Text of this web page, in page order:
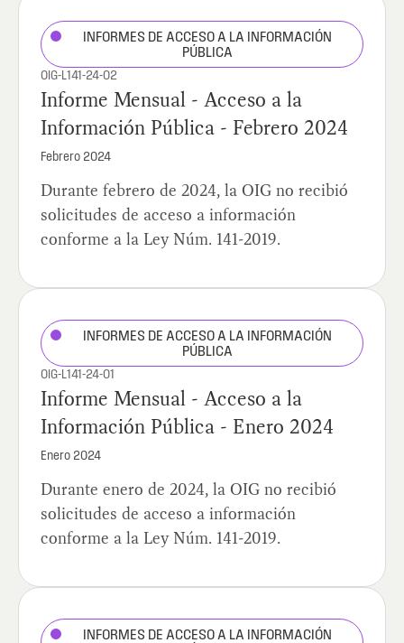
INFORMES DE ACCESO A LA INFORMACIÓN
PÚBLICA
OIG-L141-24-02
Informe Mensual - Acceso a la
Información Pública - Febrero 2024
Febrero 2024
Durante febrero de 2024, la OIG no recibió
solicitudes de acceso a información
conforme a la Ley Núm. 141-2019.
INFORMES DE ACCESO A LA INFORMACIÓN
PÚBLICA
OIG-L141-24-01
Informe Mensual - Acceso a la
Información Pública - Enero 2024
Enero 2024
Durante enero de 2024, la OIG no recibió
solicitudes de acceso a información
conforme a la Ley Núm. 141-2019.
INFORMES DE ACCESO A LA INFORMACIÓN